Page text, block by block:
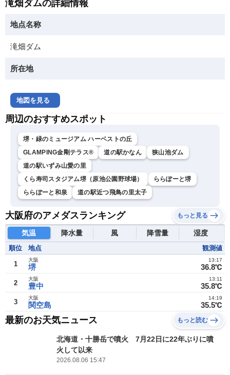
滝畑ダムの詳細情報
地点名称
滝畑ダム
所在地
地図を見る
周辺のおすすめスポット
堺・緑のミュージアム ハーベストの丘
GLAMPING金剛テラス®
道の駅かなん
狭山池ダム
道の駅いずみ山愛の里
くら寿司スタジアム堺（原池公園野球場）
ららぽーと堺
ららぽーと和泉
道の駅近つ飛鳥の里太子
大阪府のアメダスランキング もっと見る
気温 降水量 風 降雪量 湿度
順位 地点 観測値
1 堺
大阪
36.8℃
13:17
2 豊中
大阪
35.8℃
13:11
3 関空島
大阪
35.5℃
14:19
最新のお天気ニュース もっと読む
北海道・十勝岳で噴火 7月22日に22年ぶりに噴
火して以来
2026.08.06 15:47